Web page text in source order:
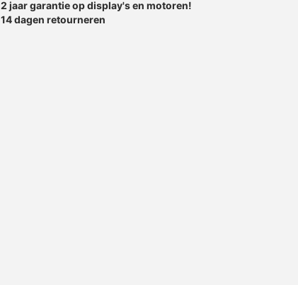
2 jaar garantie op display's en motoren!
14 dagen retourneren